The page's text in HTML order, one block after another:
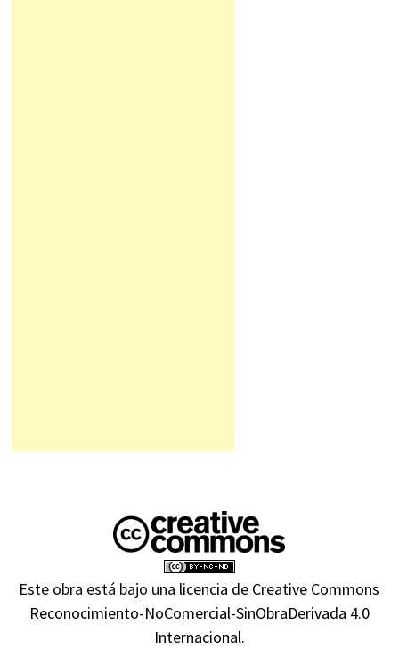
Este obra está bajo una licencia de Creative Commons
Reconocimiento-NoComercial-SinObraDerivada 4.0
Internacional.